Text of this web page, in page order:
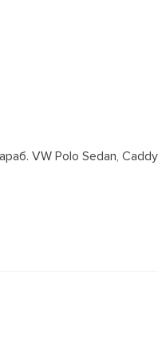
VW Polo Sedan, Caddy